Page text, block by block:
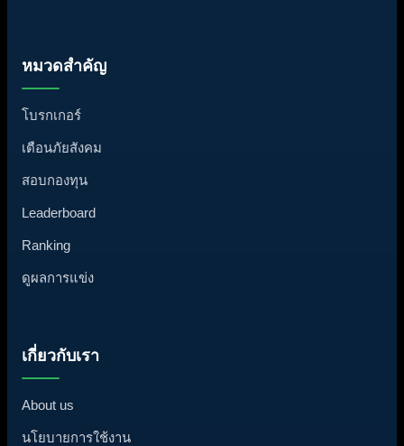
หมวดสำคัญ
โบรกเกอร์
เตือนภัยสังคม
สอบกองทุน
Leaderboard
Ranking
ดูผลการแข่ง
เกี่ยวกับเรา
About us
นโยบายการใช้งาน